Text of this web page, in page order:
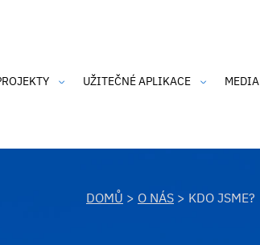
UŽITEČNÉ APLIKACE
Čistý komín
MEDIA
DOMŮ > O NÁS > KDO JSME?